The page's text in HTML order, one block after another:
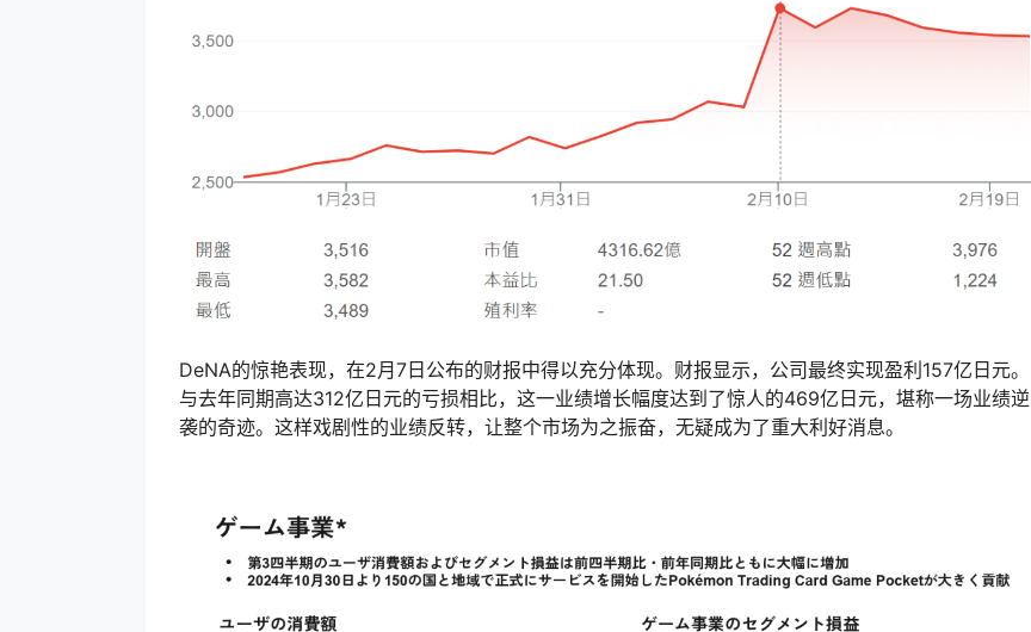
DeNA的惊艳表现，在2月7日公布的财报中得以充分体现。财报显示，公司最终实现盈利157亿日元。
与去年同期高达312亿日元的亏损相比，这一业绩增长幅度达到了惊人的469亿日元，堪称一场业绩逆
袭的奇迹。这样戏剧性的业绩反转，让整个市场为之振奋，无疑成为了重大利好消息。